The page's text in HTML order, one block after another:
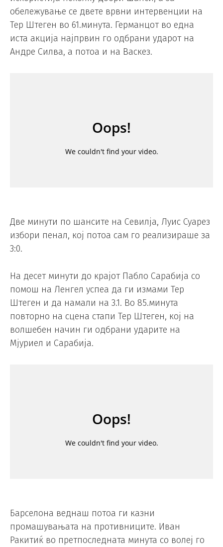
обележување се двете врвни интервенции на
Тер Штеген во 61.минута. Германцот во една
иста акција најпрвин го одбрани ударот на
Андре Силва, а потоа и на Васкез.
Две минути по шансите на Севилја, Луис Суарез
избори пенал, кој потоа сам го реализираше за
3:0.
На десет минути до крајот Пабло Сарабија со
помош на Ленгел успеа да ги измами Тер
Штеген и да намали на 3.1. Во 85.минута
повторно на сцена стапи Тер Штеген, кој на
волшебен начин ги одбрани ударите на
Мјуриел и Сарабија.
Барселона веднаш потоа ги казни
промашувањата на противниците. Иван
Ракитиќ во претпоследната минута со волеј го